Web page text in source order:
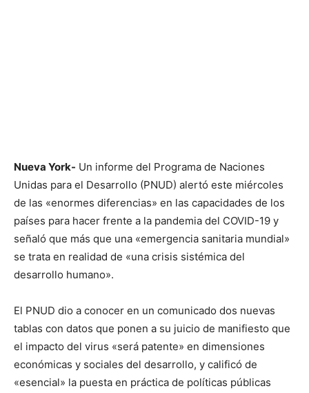
Nueva York- Un informe del Programa de Naciones
Unidas para el Desarrollo (PNUD) alertó este miércoles
de las «enormes diferencias» en las capacidades de los
países para hacer frente a la pandemia del COVID-19 y
señaló que más que una «emergencia sanitaria mundial»
se trata en realidad de «una crisis sistémica del
desarrollo humano».
El PNUD dio a conocer en un comunicado dos nuevas
tablas con datos que ponen a su juicio de manifiesto que
el impacto del virus «será patente» en dimensiones
económicas y sociales del desarrollo, y calificó de
«esencial» la puesta en práctica de políticas públicas